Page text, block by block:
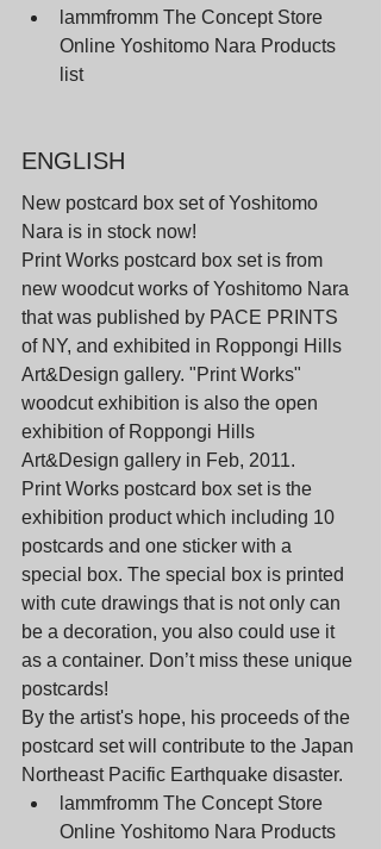
lammfromm The Concept Store
Online Yoshitomo Nara Products
list
ENGLISH
New postcard box set of Yoshitomo
Nara is in stock now!
Print Works postcard box set is from
new woodcut works of Yoshitomo Nara
that was published by PACE PRINTS
of NY, and exhibited in Roppongi Hills
Art&Design gallery. "Print Works"
woodcut exhibition is also the open
exhibition of Roppongi Hills
Art&Design gallery in Feb, 2011.
Print Works postcard box set is the
exhibition product which including 10
postcards and one sticker with a
special box. The special box is printed
with cute drawings that is not only can
be a decoration, you also could use it
as a container. Don’t miss these unique
postcards!
By the artist's hope, his proceeds of the
postcard set will contribute to the Japan
Northeast Pacific Earthquake disaster.
lammfromm The Concept Store
Online Yoshitomo Nara Products